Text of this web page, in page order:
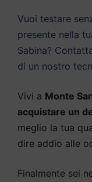
Vuoi testare
presente nella
Sabina?
di un nostro
Vivi a Monte
acquistare un
meglio la tua
dire addio alle
Finalmente sei